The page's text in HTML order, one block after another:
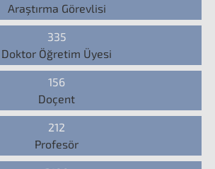
Araştırma Görevlisi
335
Doktor Öğretim Üyesi
156
Doçent
212
Profesör